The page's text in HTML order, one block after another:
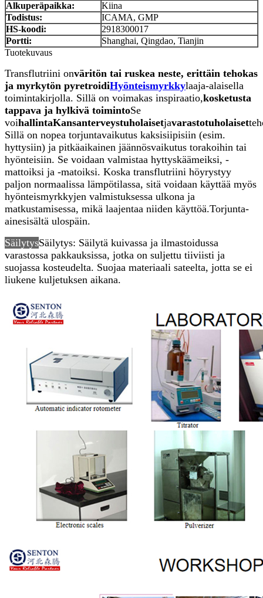
Alkuperäpaikka:
Kiina
Todistus:
ICAMA, GMP
HS-koodi:
2918300017
Portti:
Shanghai, Qingdao, Tianjin
Tuotekuvaus
Transflutriini onväritön tai ruskea neste, erittäin tehokas
ja myrkytön pyretroidiHyönteismyrkkylaaja-alaisella
toimintakirjolla. Sillä on voimakas inspiraatio,kosketusta
tappava ja hylkivä toimintoSe
voihallintaKansanterveystuholaisetjavarastotuholaiset
Sillä on nopea torjuntavaikutus kaksisiipisiin (esim.
hyttysiin) ja pitkäaikainen jäännösvaikutus torakoihin tai
hyönteisiin. Se voidaan valmistaa hyttyskäämeiksi, -
mattoiksi ja -matoiksi. Koska transflutriini höyrystyy
paljon normaalissa lämpötilassa, sitä voidaan käyttää myös
hyönteismyrkkyjen valmistuksessa ulkona ja
matkustamisessa, mikä laajentaa niiden käyttöä.Torjunta-
ainesisältä ulospäin.
SäilytysSäilytys: Säilytä kuivassa ja ilmastoidussa
varastossa pakkauksissa, jotka on suljettu tiiviisti ja
suojassa kosteudelta. Suojaa materiaali sateelta, jotta se ei
liukene kuljetuksen aikana.